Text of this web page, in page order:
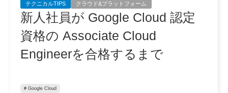
テクニカルTIPS クラウド&プラットフォーム
新人社員が Google Cloud 認定
資格の Associate Cloud
Engineerを合格するまで
# Google Cloud